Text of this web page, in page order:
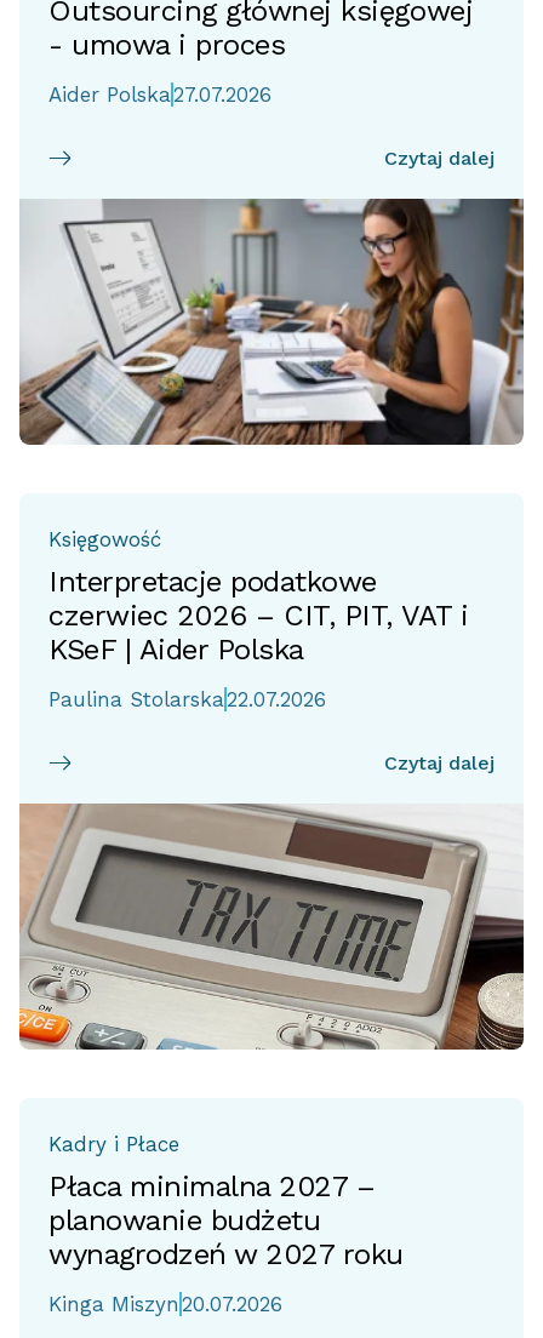
Outsourcing głównej księgowej
- umowa i proces
Aider Polska27.07.2026
Czytaj dalej
Księgowość
Interpretacje podatkowe
czerwiec 2026 – CIT, PIT, VAT i
KSeF | Aider Polska
Paulina Stolarska22.07.2026
Czytaj dalej
Kadry i Płace
Płaca minimalna 2027 –
planowanie budżetu
wynagrodzeń w 2027 roku
Kinga Miszyn 20.07.2026